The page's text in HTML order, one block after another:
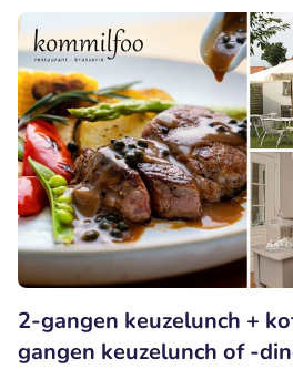
2-gangen keuzelunch +
gangen keuzelunch of -